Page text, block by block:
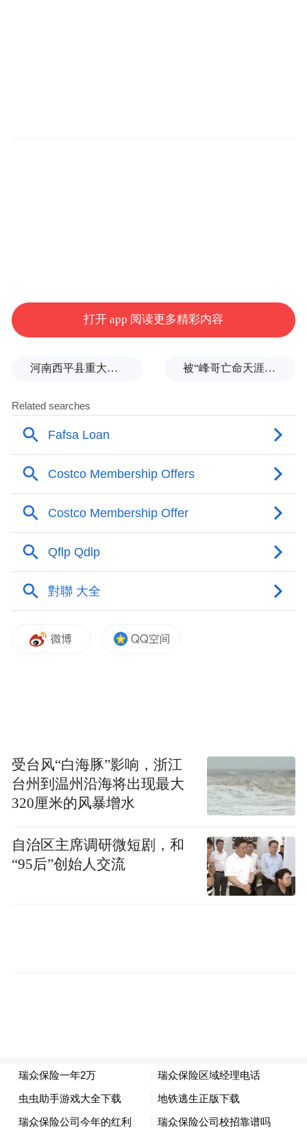
“特别声明：以上作品内容(包括在内的视频、图片或音
频)为凤凰网旗下自媒体平台“大风号”用户上传并发
Notice: The content above (including the videos,
by the user of Dafeng Hao, which is a social media
platform and merely provides information storage
space services.”
打开 app 阅读更多精彩内容
河南西平县重大刑案嫌疑人落网，在一片玉米地里被抓 被“峰哥亡命天涯”举报偷税漏税，《铁齿铜牙纪晓岚》编剧汪海林回应
受台风“白海豚”影响，浙江
台州到温州沿海将出现最大
320厘米的风暴增水
自治区主席调研微短剧，和
“95后”创始人交流